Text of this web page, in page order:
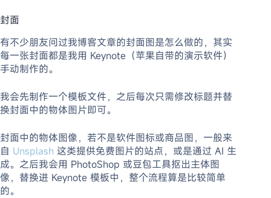
封面
有不少朋友问过我博客文章的封面图是怎么做的，其实
每一张封面都是我用 Keynote（苹果自带的演示软件）
手动制作的。
我会先制作一个模板文件，之后每次只需修改标题并替
换封面中的物体图片即可。
封面中的物体图像，若不是软件图标或商品图，一般来
自 Unsplash 这类提供免费图片的站点，或是通过 AI 生
成。之后我会用 PhotoShop 或豆包工具抠出主体图
像，替换进 Keynote 模板中，整个流程算是比较简单
的。